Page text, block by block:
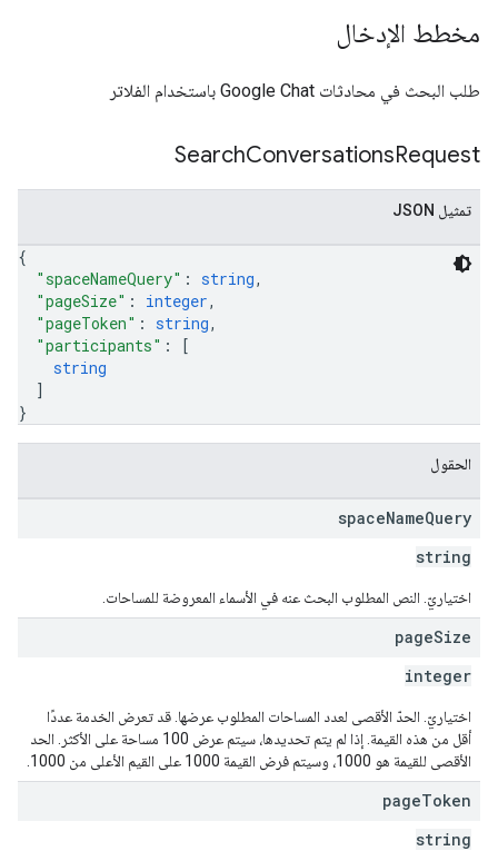
مخطط الإدخال
طلب البحث في محادثات Google Chat باستخدام الفلاتر
SearchConversationsRequest
تمثيل JSON
{
"spaceNameQuery" : string,
"pageSize" : integer,
"pageToken" : string,
"participants" :
[
string
]
}
الحقول
spaceNameQuery
string
اختياريّ. النص المطلوب البحث عنه في الأسماء المعروضة للمساحات.
pageSize
integer
اختياريّ. الحدّ الأقصى لعدد المساحات المطلوب عرضها. قد تعرض الخدمة عددًا
أقل من هذه القيمة. إذا لم يتم تحديدها، سيتم عرض 100 مساحة على الأكثر. الحد
الأقصى للقيمة هو 1000، وسيتم فرض القيمة 1000 على القيم الأعلى من 1000.
pageToken
string